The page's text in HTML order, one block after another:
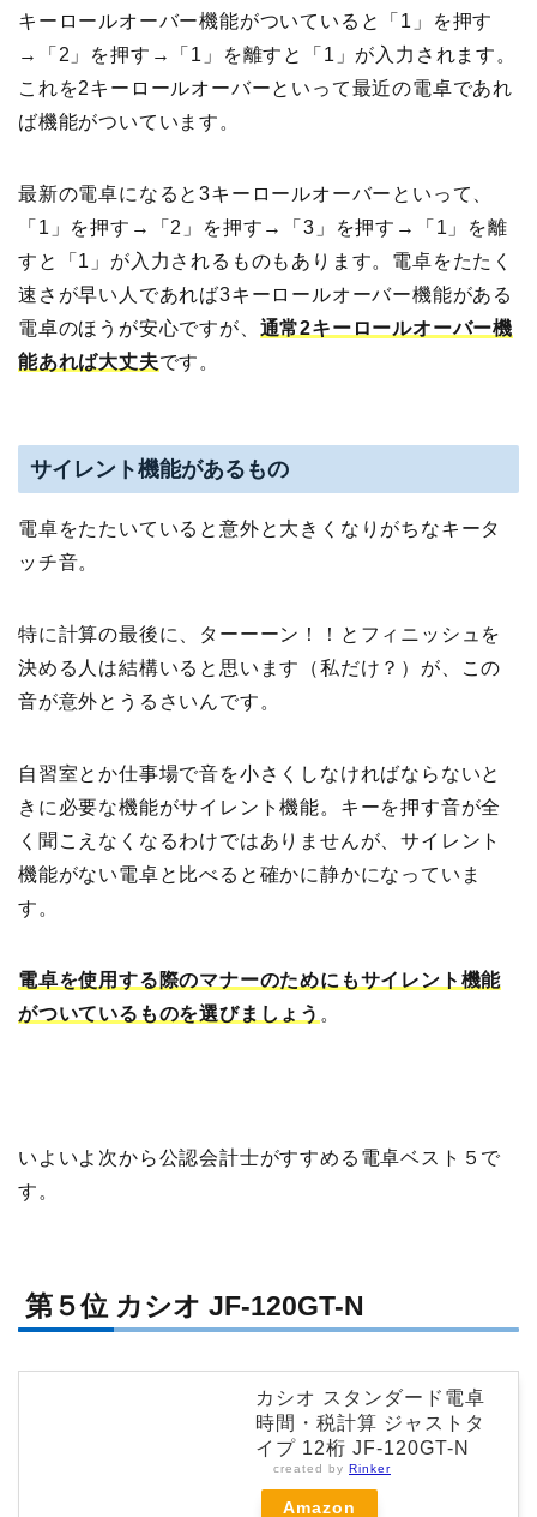
キーロールオーバー機能がついていると「1」を押す
→「2」を押す→「1」を離すと「1」が入力されます。
これを2キーロールオーバーといって最近の電卓であれ
ば機能がついています。
最新の電卓になると3キーロールオーバーといって、
「1」を押す→「2」を押す→「3」を押す→「1」を離
すと「1」が入力されるものもあります。電卓をたたく
速さが早い人であれば3キーロールオーバー機能がある
電卓のほうが安心ですが、 通常2キーロールオーバー機
能あれば大丈夫です。
サイレント機能があるもの
電卓をたたいていると意外と大きくなりがちなキータ
ッチ音。
特に計算の最後に、ターーーン！！とフィニッシュを
決める人は結構いると思います（私だけ？）が、この
音が意外とうるさいんです。
自習室とか仕事場で音を小さくしなければならないと
きに必要な機能がサイレント機能。キーを押す音が全
く聞こえなくなるわけではありませんが、サイレント
機能がない電卓と比べると確かに静かになっていま
す。
電卓を使用する際のマナーのためにもサイレント機能
がついているものを選びましょう 。
いよいよ次から公認会計士がすすめる電卓ベスト５で
す。
第５位 カシオ JF-120GT-N
カシオ スタンダード電卓
時間・税計算 ジャストタ
イプ 12桁 JF-120GT-N
created by Rinker
Amazon